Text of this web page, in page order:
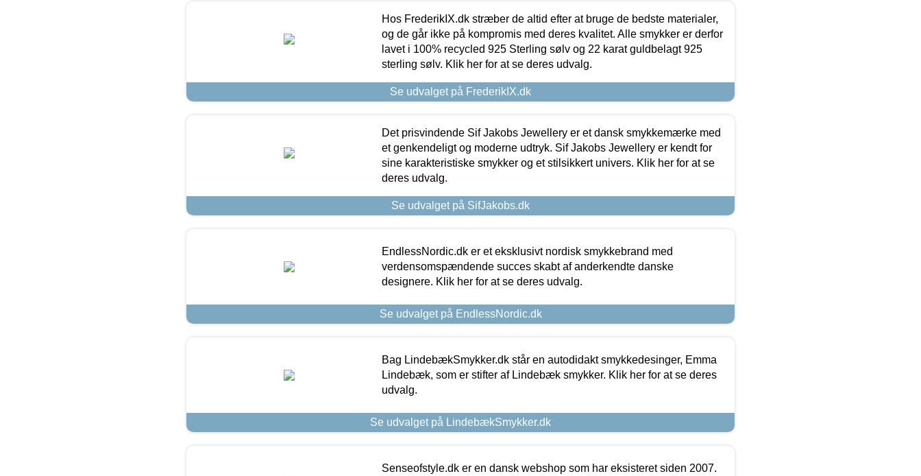
Hos FrederikIX.dk stræber de altid efter at bruge de bedste materialer,
og de går ikke på kompromis med deres kvalitet. Alle smykker er derfor
lavet i 100% recycled 925 Sterling sølv og 22 karat guldbelagt 925
sterling sølv. Klik her for at se deres udvalg.
Se udvalget på FrederikIX.dk
Det prisvindende Sif Jakobs Jewellery er et dansk smykkemærke med
et genkendeligt og moderne udtryk. Sif Jakobs Jewellery er kendt for
sine karakteristiske smykker og et stilsikkert univers. Klik her for at se
deres udvalg.
Se udvalget på SifJakobs.dk
EndlessNordic.dk er et eksklusivt nordisk smykkebrand med
verdensomspændende succes skabt af anderkendte danske
designere. Klik her for at se deres udvalg.
Se udvalget på EndlessNordic.dk
Bag LindebækSmykker.dk står en autodidakt smykkedesinger, Emma
Lindebæk, som er stifter af Lindebæk smykker. Klik her for at se deres
udvalg.
Se udvalget på LindebækSmykker.dk
Senseofstyle.dk er en dansk webshop som har eksisteret siden 2007.